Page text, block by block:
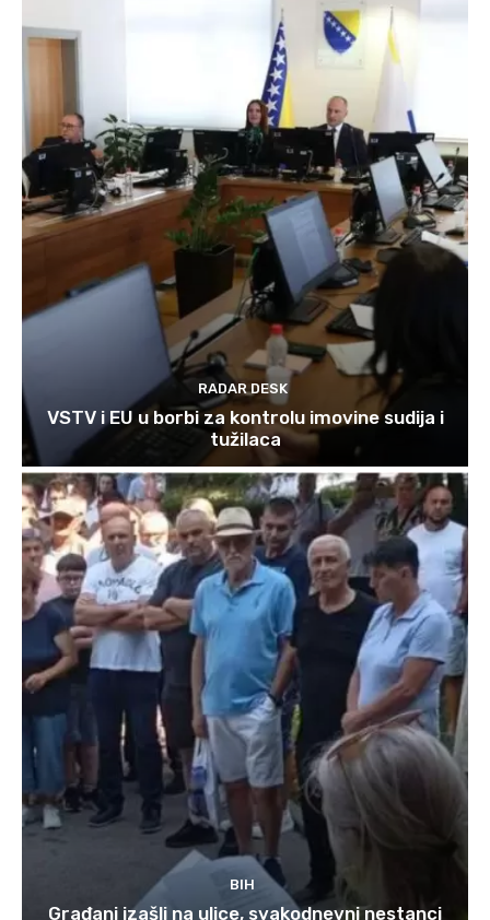
RADAR DESK
VSTV i EU u borbi za kontrolu imovine sudija i
tužilaca
BIH
Građani izašli na ulice, svakodnevni nestanci